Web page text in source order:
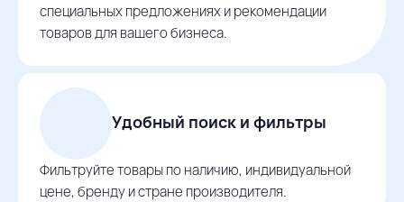
специальных предложениях и рекомендации
товаров для вашего бизнеса.
Удобный поиск и фильтры
Фильтруйте товары по наличию, индивидуальной
цене, бренду и стране производителя.